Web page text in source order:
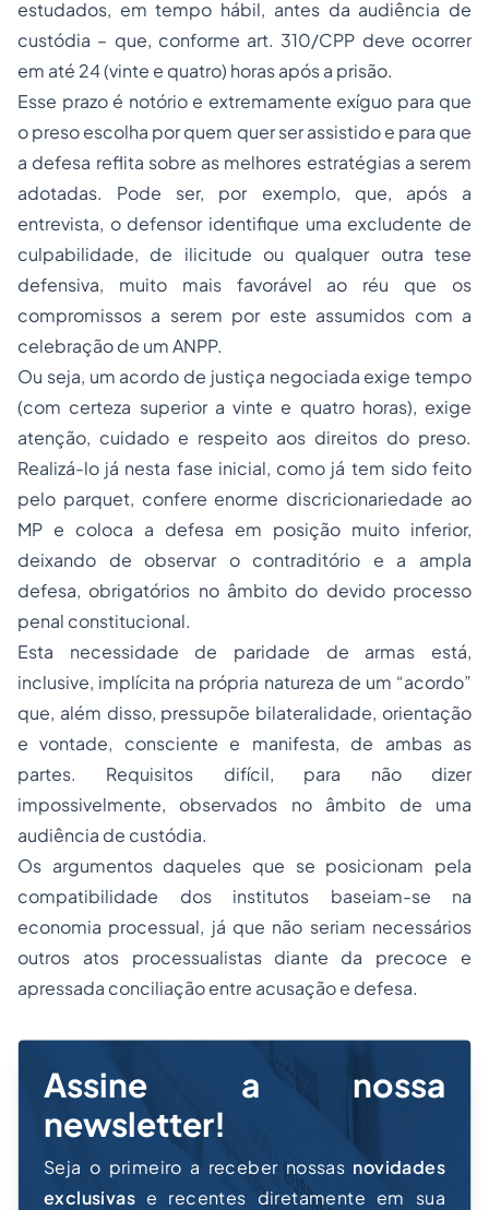
estudados, em tempo hábil, antes da audiência de
custódia – que, conforme art. 310/CPP deve ocorrer
em até 24 (vinte e quatro) horas após a prisão.
Esse prazo é notório e extremamente exíguo para que
o preso escolha por quem quer ser assistido e para que
a defesa reflita sobre as melhores estratégias a serem
adotadas. Pode ser, por exemplo, que, após a
entrevista, o defensor identifique uma excludente de
culpabilidade, de ilicitude ou qualquer outra tese
defensiva, muito mais favorável ao réu que os
compromissos a serem por este assumidos com a
celebração de um ANPP.
Ou seja, um acordo de justiça negociada exige tempo
(com certeza superior a vinte e quatro horas), exige
atenção, cuidado e respeito aos direitos do preso.
Realizá-lo já nesta fase inicial, como já tem sido feito
pelo parquet, confere enorme discricionariedade ao
MP e coloca a defesa em posição muito inferior,
deixando de observar o contraditório e a ampla
defesa, obrigatórios no âmbito do devido processo
penal constitucional.
Esta necessidade de paridade de armas está,
inclusive, implícita na própria natureza de um “acordo”
que, além disso, pressupõe bilateralidade, orientação
e vontade, consciente e manifesta, de ambas as
partes. Requisitos difícil, para não dizer
impossivelmente, observados no âmbito de uma
audiência de custódia.
Os argumentos daqueles que se posicionam pela
compatibilidade dos institutos baseiam-se na
economia processual, já que não seriam necessários
outros atos processualistas diante da precoce e
apressada conciliação entre acusação e defesa.
Assine a nossa
newsletter!
Seja o primeiro a receber nossas novidades
exclusivas e recentes diretamente em sua